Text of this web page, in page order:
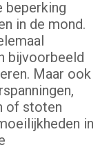
beperking
in de mond.
bijvoorbeeld
Maar ook
of stoten
in